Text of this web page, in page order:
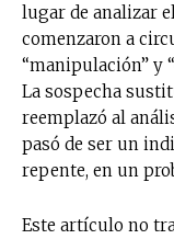
lugar de analizar
comenzaron a
“manipulación” y
La sospecha
reemplazó al
pasó de ser un
repente, en un
Este artículo no